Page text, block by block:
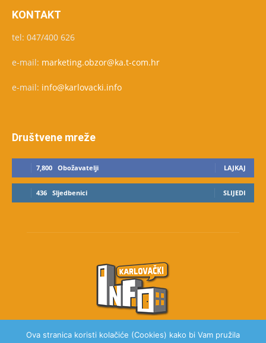
KONTAKT
tel: 047/400 626
e-mail: marketing.obzor@ka.t-com.hr
e-mail: info@karlovacki.info
Društvene mreže
7,800 Obožavatelji LAJKAJ
436 Sljedbenici SLIJEDI
Ova stranica koristi kolačiće (Cookies) kako bi Vam pružila